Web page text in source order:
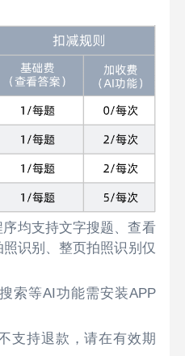
均支持文字搜题、查看
识别、整页拍照识别仅
索等AI功能需安装APP
支持退款，请在有效期